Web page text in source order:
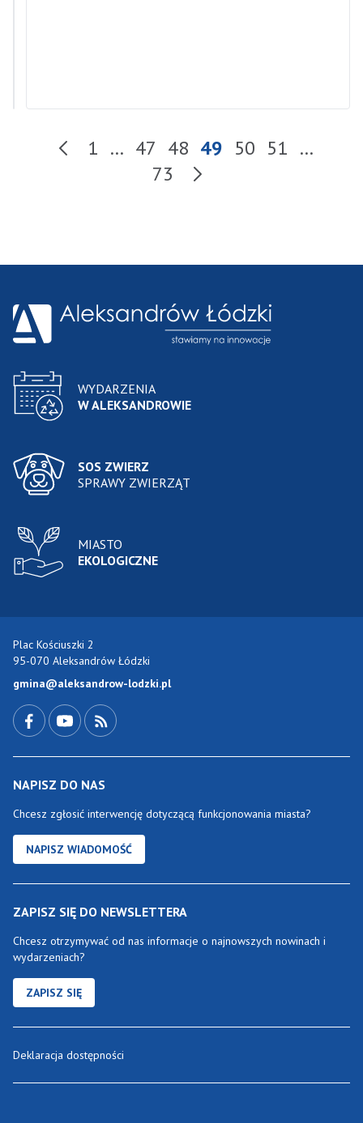
1 … 47 48 49 50 51 …
73
Kolejna strona
WYDARZENIA
W ALEKSANDROWIE
SOS ZWIERZ
SPRAWY ZWIERZĄT
MIASTO
EKOLOGICZNE
Plac Kościuszki 2
95-070 Aleksandrów Łódzki
gmina@aleksandrow-lodzki.pl
NAPISZ DO NAS
Chcesz zgłosić interwencję dotyczącą funkcjonowania miasta?
NAPISZ WIADOMOŚĆ
ZAPISZ SIĘ DO NEWSLETTERA
Chcesz otrzymywać od nas informacje o najnowszych nowinach i
wydarzeniach?
ZAPISZ SIĘ
Deklaracja dostępności